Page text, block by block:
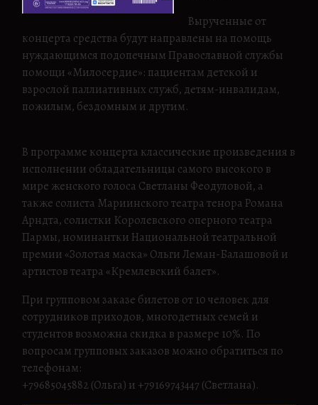
Вырученные от
концерта средства будут направлены на помощь
нуждающимся подопечным Православной службы
помощи «Милосердие»: пациентам детской и
взрослой паллиативных служб, детям-инвалидам,
пожилым, бездомным и другим.
В программе концерта классические произведения в
исполнении обладательницы самого высокого в
мире женского голоса Светланы Феодуловой, а
также солиста Мариинского театра тенора Романа
Арндта, солистки Королевского оперного театра
Пармы, номинантки Национальной театральной
премии «Золотая маска» Ольги Леман-Балашовой и
артистов театра «Кремлевский балет».
При групповом заказе билетов от 10 человек для
сотрудников приходов, многодетных семей и
студентов возможна скидка в размере 10%. По
вопросам групповых заказов можно обратиться по
телефонам:
+79685045882 (Ольга) и +79169743447 (Светлана).